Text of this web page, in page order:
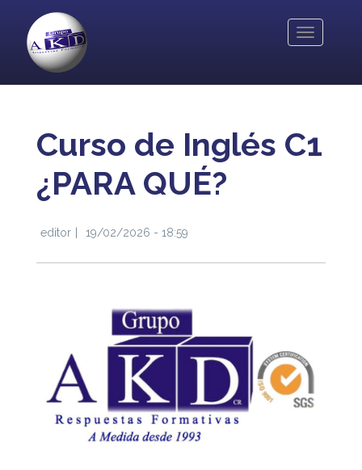
contenido
principal
Toggle
Curso de Inglés C1
¿PARA QUÉ?
editor 19/02/2026 - 18:59